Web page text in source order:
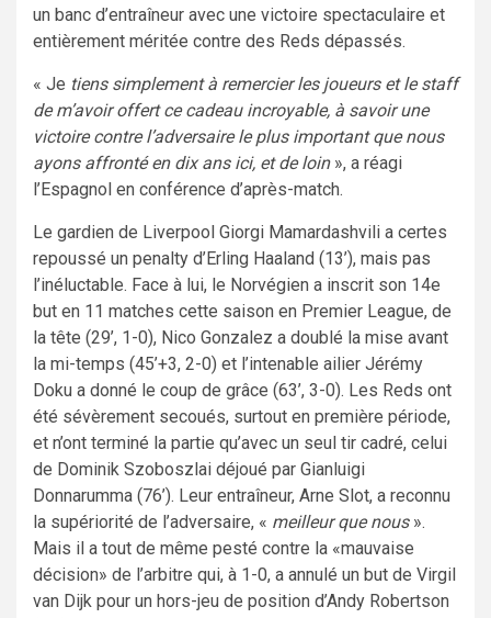
un banc d’entraîneur avec une victoire spectaculaire et
entièrement méritée contre des Reds dépassés.
« Je tiens simplement à remercier les joueurs et le staff
de m’avoir offert ce cadeau incroyable, à savoir une
victoire contre l’adversaire le plus important que nous
ayons affronté en dix ans ici, et de loin», a réagi
l’Espagnol en conférence d’après-match.
Le gardien de Liverpool Giorgi Mamardashvili a certes
repoussé un penalty d’Erling Haaland (13’), mais pas
l’inéluctable. Face à lui, le Norvégien a inscrit son 14e
but en 11 matches cette saison en Premier League, de
la tête (29’, 1-0), Nico Gonzalez a doublé la mise avant
la mi-temps (45’+3, 2-0) et l’intenable ailier Jérémy
Doku a donné le coup de grâce (63’, 3-0). Les Reds ont
été sévèrement secoués, surtout en première période,
et n’ont terminé la partie qu’avec un seul tir cadré, celui
de Dominik Szoboszlai déjoué par Gianluigi
Donnarumma (76’). Leur entraîneur, Arne Slot, a reconnu
la supériorité de l’adversaire, « meilleur que nous».
Mais il a tout de même pesté contre la «mauvaise
décision» de l’arbitre qui, à 1-0, a annulé un but de Virgil
van Dijk pour un hors-jeu de position d’Andy Robertson